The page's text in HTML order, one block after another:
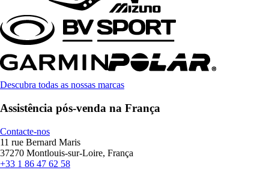
Descubra todas as nossas marcas
Assistência pós-venda na França
Contacte-nos
11 rue Bernard Maris
37270 Montlouis-sur-Loire, França
+33 1 86 47 62 58